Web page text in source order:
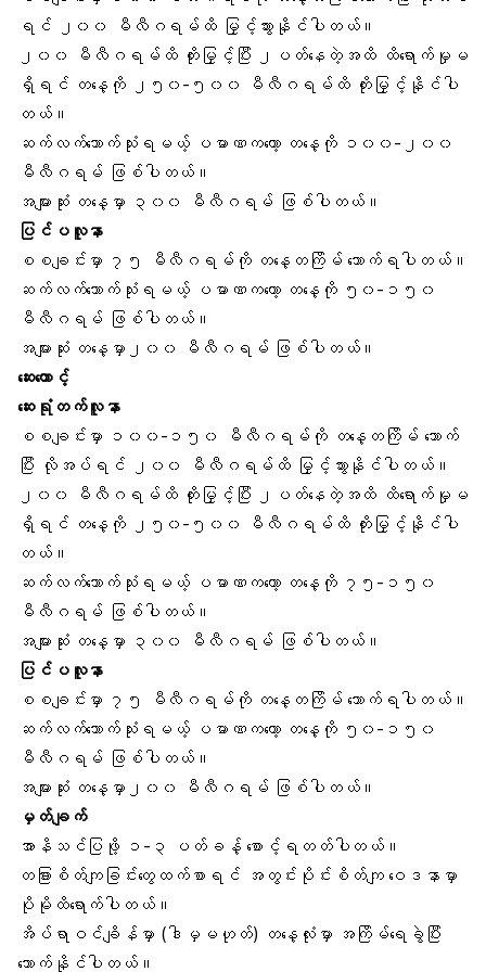
ရင် ၂၀၀ မီလီဂရမ်ထိ မြှင့်သွားနိုင်ပါတယ်။
၂၀၀ မီလီဂရမ်ထိ တိုးမြှင့်ပြီး ၂ပတ်နေတဲ့အထိ ထိရောက်မှုမ
ရှိရင် တနေ့ကို ၂၅၀-၅၀၀ မီလီဂရမ်ထိ တိုးမြှင့်နိုင်ပါ
တယ်။
ဆက်လက်သောက်သုံးရမယ့် ပမာဏကတော့ တနေ့ကို ၁၀၀-၂၀၀
မီလီဂရမ် ဖြစ်ပါတယ်။
အများဆုံး တနေ့မှာ ၃၀၀ မီလီဂရမ် ဖြစ်ပါတယ်။
ပြင်ပလူနာ
စစချင်းမှာ ၇၅ မီလီဂရမ်ကို တနေ့တကြိမ် သောက်ရပါတယ်။
ဆက်လက်သောက်သုံးရမယ့် ပမာဏကတော့ တနေ့ကို ၅၀-၁၅၀
မီလီဂရမ် ဖြစ်ပါတယ်။
အများဆုံး တနေ့မှာ၂၀၀ မီလီဂရမ် ဖြစ်ပါတယ်။
ဆေးတောင့်
ဆေးရုံတက်လူနာ
စစချင်းမှာ ၁၀၀-၁၅၀ မီလီဂရမ်ကို တနေ့တကြိမ် သောက်
ပြီး လိုအပ်ရင် ၂၀၀ မီလီဂရမ်ထိ မြှင့်သွားနိုင်ပါတယ်။
၂၀၀ မီလီဂရမ်ထိ တိုးမြှင့်ပြီး ၂ပတ်နေတဲ့အထိ ထိရောက်မှုမ
ရှိရင် တနေ့ကို ၂၅၀-၅၀၀ မီလီဂရမ်ထိ တိုးမြှင့်နိုင်ပါ
တယ်။
ဆက်လက်သောက်သုံးရမယ့် ပမာဏကတော့ တနေ့ကို ၇၅-၁၅၀
မီလီဂရမ် ဖြစ်ပါတယ်။
အများဆုံး တနေ့မှာ ၃၀၀ မီလီဂရမ် ဖြစ်ပါတယ်။
ပြင်ပလူနာ
စစချင်းမှာ ၇၅ မီလီဂရမ်ကို တနေ့တကြိမ် သောက်ရပါတယ်။
ဆက်လက်သောက်သုံးရမယ့် ပမာဏကတော့ တနေ့ကို ၅၀-၁၅၀
မီလီဂရမ် ဖြစ်ပါတယ်။
အများဆုံး တနေ့မှာ၂၀၀ မီလီဂရမ် ဖြစ်ပါတယ်။
မှတ်ချက်
အာနိသင်ပြဖို့ ၁-၃ ပတ်ခန့် စောင့်ရတတ်ပါတယ်။
တခြားစိတ်ကျခြင်းတွေထက်စာရင် အတွင်းပိုင်းစိတ်ကျ ဝေဒနာမှာ
ပိုမိုထိရောက်ပါတယ်။
အိပ်ရာဝင်ချိန်မှာ (ဒါမှမဟုတ်) တနေ့လုံးမှာ အကြိမ်ရေခွဲပြီး
သောက်နိုင်ပါတယ်။